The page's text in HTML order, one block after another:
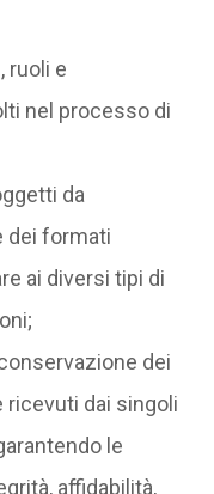
ruoli e
nel processo di
da
dei formati
ai diversi tipi di
dei
dai singoli
le
affidabilità,